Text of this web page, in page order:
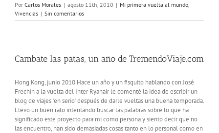
Por Carlos Morales | agosto 11th, 2010 | Mi primera vuelta al mundo
Vivencias | Sin comentarios
Cambate las patas, un año de TremendoViaje.com
Hong Kong, junio 2010 Hace un año y un fisquito hablando con José
Frechín a la vuelta del Inter Ryanair le comenté la idea de escribir un
blog de viajes "en serio" después de darle vueltas una buena temporada.
Llevo un buen rato intentando buscar las palabras sobre lo que ha
significado este proyecto para mi como persona y siento decir que no
las encuentro, han sido demasiadas cosas tanto en lo personal como en